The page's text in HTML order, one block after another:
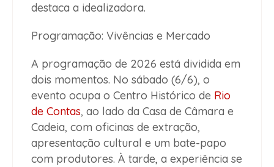
destaca a idealizadora.
Programação: Vivências e Mercado
A programação de 2026 está dividida em
dois momentos. No sábado (6/6), o
evento ocupa o Centro Histórico de Rio
de Contas, ao lado da Casa de Câmara e
Cadeia, com oficinas de extração,
apresentação cultural e um bate-papo
com produtores. À tarde, a experiência se